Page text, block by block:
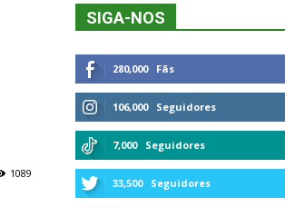
1089
SIGA-NOS
280,000 Fãs
106,000 Seguidores
7,000 Seguidores
33,500 Seguidores